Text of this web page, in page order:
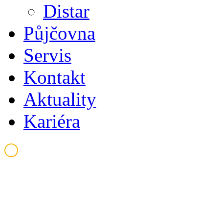
Distar
Půjčovna
Servis
Kontakt
Aktuality
Kariéra